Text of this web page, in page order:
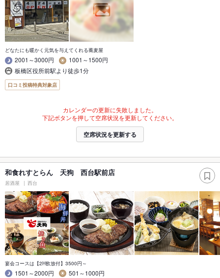
どなたにも暖かく元気を与えてくれる蕎麦屋
2001～3000円
1001～1500円
板橋区役所前駅より徒歩1分
口コミ投稿特典対象店
カレンダーの更新に失敗しました。
下記ボタンを押して空席状況を更新してください。
空席状況を更新する
和食れすとらん 天狗 西台駅前店
居酒屋 西台
宴会コースは【2H飲放付】3500円～
1501～2000円
501～1000円